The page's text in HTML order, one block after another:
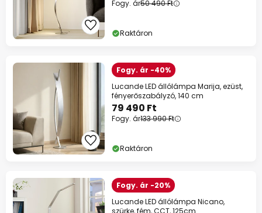
Fogy. ár50 490 Ft
Raktáron
Fogy. ár -40%
Lucande LED állólámpa Marija, ezüst,
fényerőszabályzó, 140 cm
79 490 Ft
Fogy. ár133 990 Ft
Raktáron
Fogy. ár -20%
Lucande LED állólámpa Nicano,